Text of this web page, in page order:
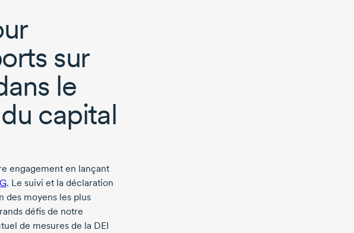
sur
le
capital
engagement en lançant
. Le suivi et la déclaration
des moyens les plus
défis de notre
de mesures de la DEI